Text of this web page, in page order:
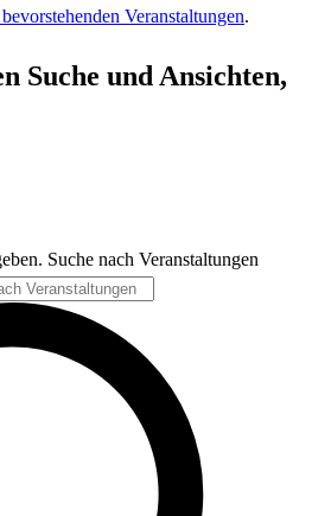
Veranstaltungen.
Suche und Ansichten,
Suche nach Veranstaltungen